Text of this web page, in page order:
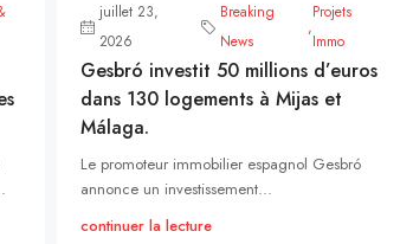
juillet 23,
2026
Breaking
News
,
Projets
Immo
Gesbró investit 50 millions d’euros
dans 130 logements à Mijas et
Málaga.
Le promoteur immobilier espagnol Gesbró
annonce un investissement...
continuer la lecture